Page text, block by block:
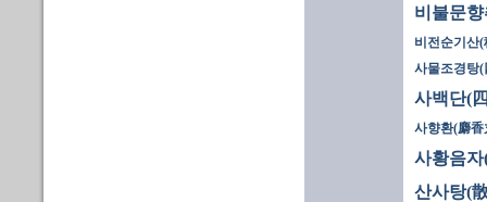
비불문
비전순기산
사물조경탕
사백단(
사향환(麝香
사황음
산사탕(